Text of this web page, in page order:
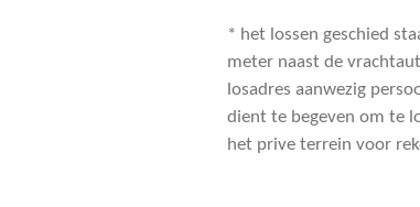
* het lossen geschied
meter naast de
losadres aanwezig
dient te begeven om te
het prive terrein voor